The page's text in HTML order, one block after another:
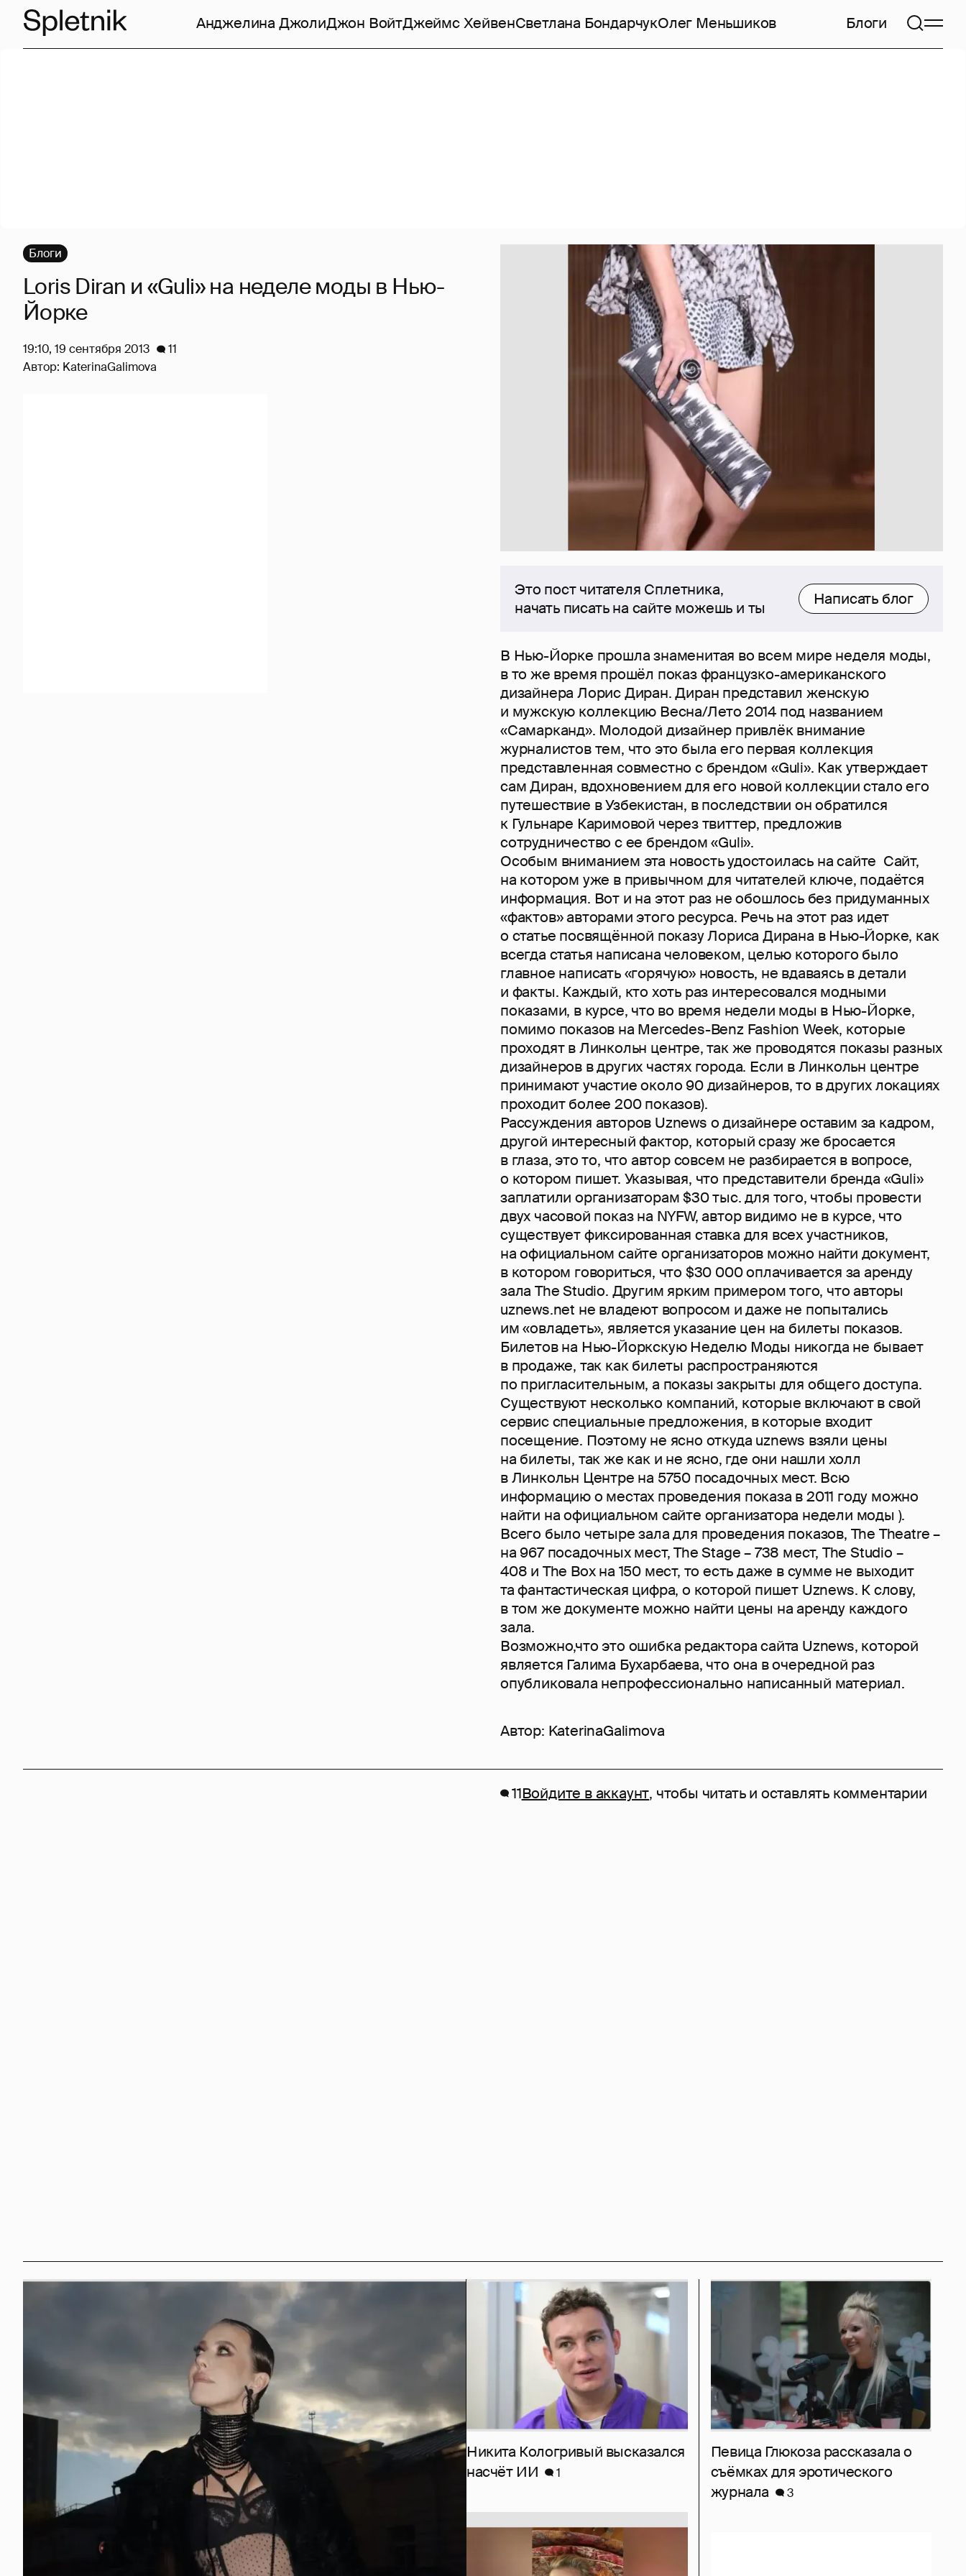
Анджелина ДжолиДжон ВойтДжеймс ХейвенСветлана БондарчукОлег Меньшиков Блоги
Это пост читателя Сплетника,
начать писать на сайте можешь и ты
Написать блог
В Нью-Йорке прошла знаменитая во всем мире неделя моды,
в то же время прошёл показ французко-американского
дизайнера Лорис Диран. Диран представил женскую
и мужскую коллекцию Весна/Лето 2014 под названием
«Самарканд». Молодой дизайнер привлёк внимание
журналистов тем, что это была его первая коллекция
представленная совместно с брендом «Guli». Как утверждает
сам Диран, вдохновением для его новой коллекции стало его
путешествие в Узбекистан, в последствии он обратился
к Гульнаре Каримовой через твиттер, предложив
сотрудничество с ее брендом «Guli».
Особым вниманием эта новость удостоилась на сайте Сайт,
на котором уже в привычном для читателей ключе, подаётся
информация. Вот и на этот раз не обошлось без придуманных
«фактов» авторами этого ресурса. Речь на этот раз идет
о статье посвящённой показу Лориса Дирана в Нью-Йорке, как
всегда статья написана человеком, целью которого было
главное написать «горячую» новость, не вдаваясь в детали
и факты. Каждый, кто хоть раз интересовался модными
показами, в курсе, что во время недели моды в Нью-Йорке,
помимо показов на Mercedes-Benz Fashion Week, которые
проходят в Линкольн центре, так же проводятся показы разных
дизайнеров в других частях города. Если в Линкольн центре
принимают участие около 90 дизайнеров, то в других локациях
проходит более 200 показов).
Рассуждения авторов Uznews о дизайнере оставим за кадром,
другой интересный фактор, который сразу же бросается
в глаза, это то, что автор совсем не разбирается в вопросе,
о котором пишет. Указывая, что представители бренда «Guli»
заплатили организаторам $30 тыс. для того, чтобы провести
двух часовой показ на NYFW, автор видимо не в курсе, что
существует фиксированная ставка для всех участников,
на официальном сайте организаторов можно найти документ,
в котором говориться, что $30 000 оплачивается за аренду
зала The Studio. Другим ярким примером того, что авторы
uznews.net не владеют вопросом и даже не попытались
им «овладеть», является указание цен на билеты показов.
Билетов на Нью-Йоркскую Неделю Моды никогда не бывает
в продаже, так как билеты распространяются
по пригласительным, а показы закрыты для общего доступа.
Существуют несколько компаний, которые включают в свой
сервис специальные предложения, в которые входит
посещение. Поэтому не ясно откуда uznews взяли цены
на билеты, так же как и не ясно, где они нашли холл
в Линкольн Центре на 5750 посадочных мест. Всю
информацию о местах проведения показа в 2011 году можно
найти на официальном сайте организатора недели моды ).
Всего было четыре зала для проведения показов, The Theatre –
на 967 посадочных мест, The Stage – 738 мест, The Studio –
408 и The Box на 150 мест, то есть даже в сумме не выходит
та фантастическая цифра, о которой пишет Uznews. К слову,
в том же документе можно найти цены на аренду каждого
зала.
Возможно,что это ошибка редактора сайта Uznews, которой
является Галима Бухарбаева, что она в очередной раз
опубликовала непрофессионально написанный материал.
Автор: KaterinaGalimova
Блоги
Loris Diran и «Guli» на неделе моды в Нью-
Йорке
19:10, 19 сентября 2013
11
Автор: KaterinaGalimova
11Войдите в аккаунт, чтобы читать и оставлять комментарии
Никита Кологривый высказался
насчёт ИИ
1
Певица Глюкоза рассказала о
съёмках для эротического
журнала
3